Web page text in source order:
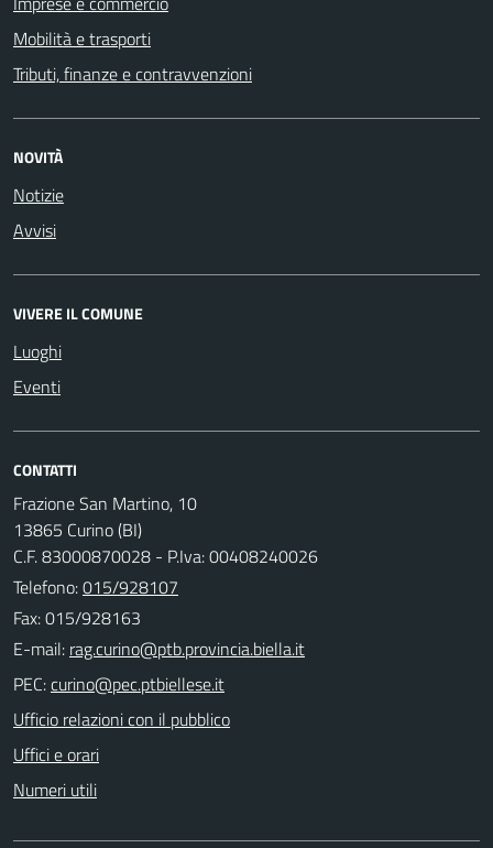
Mobilità e trasporti
Tributi, finanze e contravvenzioni
NOVITÀ
Notizie
Avvisi
VIVERE IL COMUNE
Luoghi
Eventi
CONTATTI
Frazione San Martino, 10
13865 Curino (BI)
C.F. 83000870028 - P.Iva: 00408240026
Telefono:015/928107
Fax: 015/928163
E-mail:
PEC:
Ufficio relazioni con il pubblico
Uffici e orari
Numeri utili